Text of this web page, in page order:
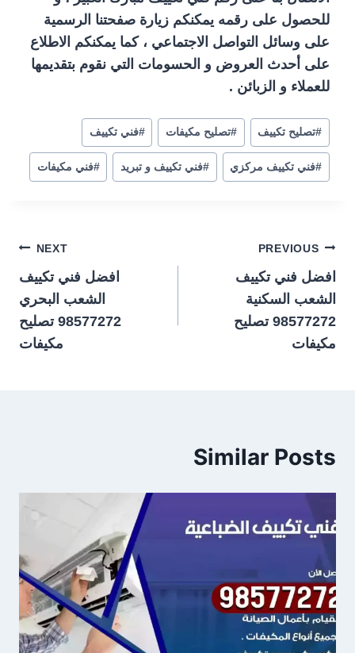
للحصول على رقمه يمكنكم زيارة صفحتنا الرسمية
على وسائل التواصل الاجتماعي ، كما يمكنكم الاطلاع
على أحدث العروض و الحسومات التي نقوم بتقديمها
للعملاء و الزبائن .
#تصليح تكييف #تصليح مكيفات #فني تكييف
#فني تكييف مركزي #فني تكييف و تبريد #فني مكيفات
تصفّح
المقالات
PREVIOUS
افضل فني تكييف
الشعب السكنية
98577272 تصليح
مكيفات
NEXT
افضل فني تكييف
الشعب البحري
98577272 تصليح
مكيفات
Similar Posts